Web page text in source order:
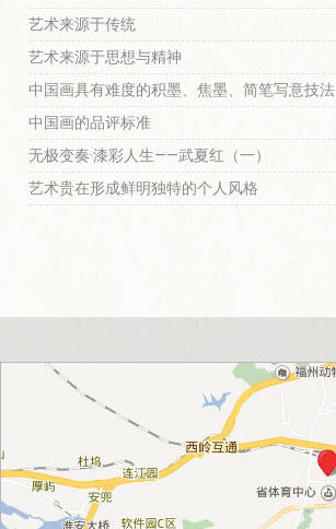
艺术来源于传统
艺术来源于思想与精神
中国画具有难度的积墨、焦墨、简笔写意技法
中国画的品评标准
无极变奏·漆彩人生——武夏红（一）
艺术贵在形成鲜明独特的个人风格